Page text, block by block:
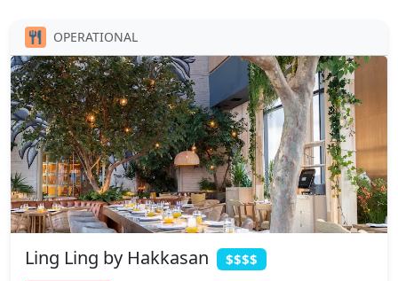
OPERATIONAL
Ling Ling by Hakkasan $$$$